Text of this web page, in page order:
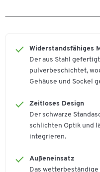
Widerstandsfähiges
Der aus Stahl
pulverbeschichtet,
Gehäuse und Sockel
Zeitloses Design
Der schwarze
schlichten Optik und
integrieren.
Außeneinsatz
Das